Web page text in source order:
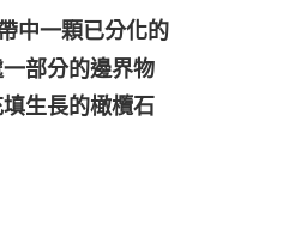
中一顆已分化的
部分的邊界物
生長的橄欖石